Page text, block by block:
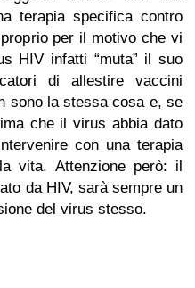
terapia specifica contro
per il motivo che vi
HIV infatti “muta” il suo
di allestire vaccini
sono la stessa cosa e, se
che il virus abbia dato
con una terapia
vita. Attenzione però: il
da HIV, sarà sempre un
del virus stesso.